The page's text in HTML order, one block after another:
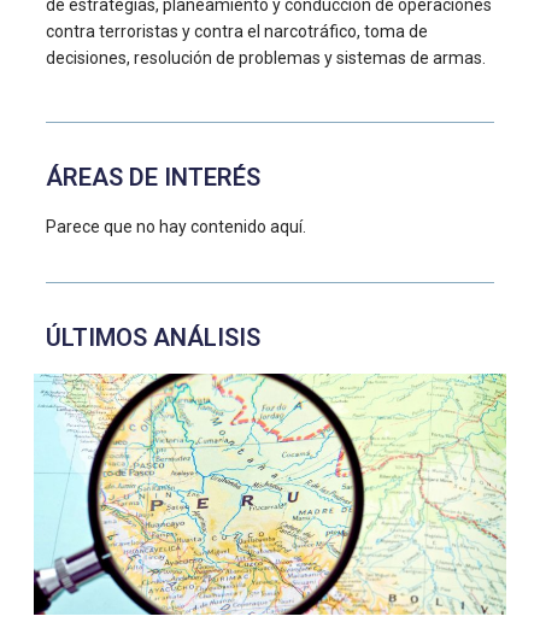
de estrategias, planeamiento y conducción de operaciones
contra terroristas y contra el narcotráfico, toma de
decisiones, resolución de problemas y sistemas de armas.
ÁREAS DE INTERÉS
Parece que no hay contenido aquí.
ÚLTIMOS ANÁLISIS